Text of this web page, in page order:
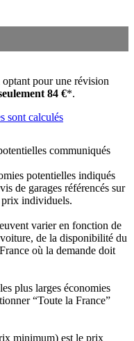
pour une révision
84 €*.
sont calculés
communiqués
potentielles indiqués
de garages référencés sur
prix individuels.
varier en fonction de
de la disponibilité du
où la demande doit
plus larges économies
“Toute la France”
minimum) est le prix